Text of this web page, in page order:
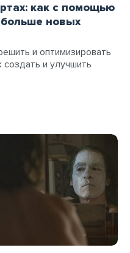
как с помощью
больше новых
и оптимизировать
и улучшить